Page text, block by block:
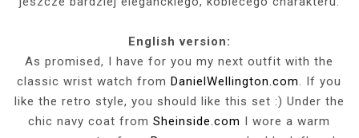
English version:
As promised, I have for you my next outfit with the
classic wrist watch fromDanielWellington.com. If you
like the retro style, you should like this set :) Under the
chic navy coat fromSheinside.com I wore a warm